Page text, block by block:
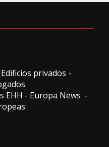
Edificios privados -
EHH - Europa News -